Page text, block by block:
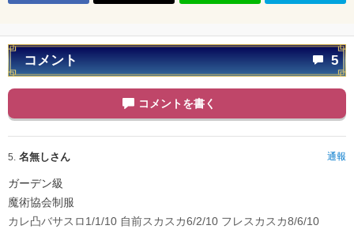
コメント 5
コメントを書く
5. 名無しさん 通報
ガーデン級
魔術協会制服
カレ凸バサスロ1/1/10 自前スカスカ6/2/10 フレスカスカ8/6/10